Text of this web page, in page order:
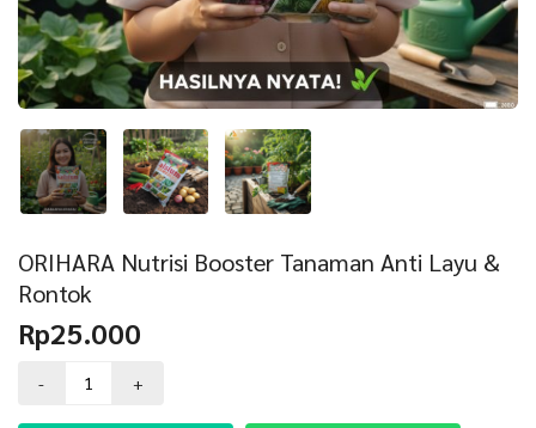
ORIHARA Nutrisi Booster Tanaman Anti Layu &
Rontok
Rp25.000
-
ORIHARA
+